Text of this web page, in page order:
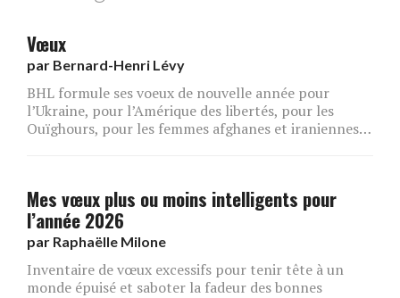
Vœux
par Bernard-Henri Lévy
BHL formule ses voeux de nouvelle année pour
l’Ukraine, pour l’Amérique des libertés, pour les
Ouïghours, pour les femmes afghanes et iraniennes…
Mes vœux plus ou moins intelligents pour
l’année 2026
par Raphaëlle Milone
Inventaire de vœux excessifs pour tenir tête à un
monde épuisé et saboter la fadeur des bonnes